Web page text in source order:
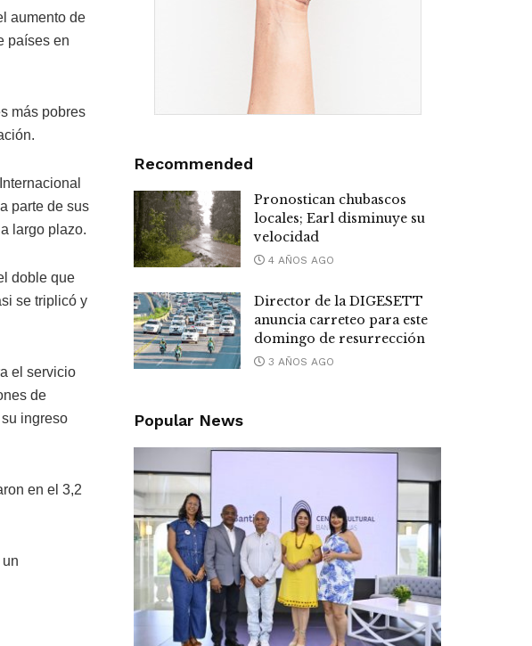
aumento de
países en
más pobres
parte de sus
largo plazo.
doble que
se triplicó y
el servicio
de
ingreso
en el 3,2
Recommended
Pronostican chubascos
locales; Earl disminuye su
velocidad
4 AÑOS AGO
Director de la DIGESETT
anuncia carreteo para este
domingo de resurrección
3 AÑOS AGO
Popular News